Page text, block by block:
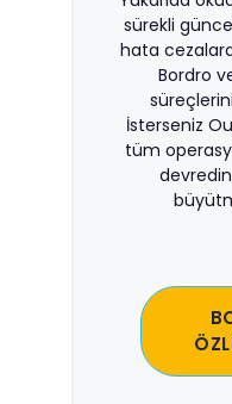
sürekli
hata
Bordro
İsterseniz
tüm